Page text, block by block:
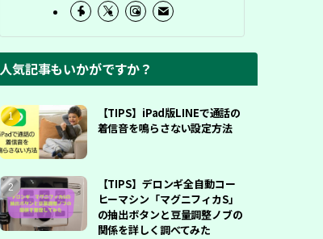
人気記事もいかがですか？
【TIPS】iPad版LINEで通話の
着信音を鳴らさない設定方法
【TIPS】デロンギ全自動コー
ヒーマシン「マグニフィカS」
の抽出ボタンと豆量調整ノブの
関係を詳しく調べてみた